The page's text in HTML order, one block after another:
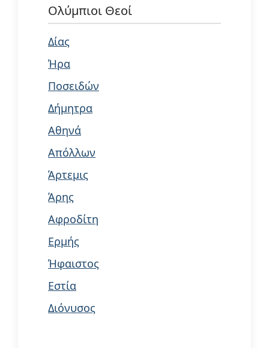
Ολύμπιοι Θεοί
Δίας
Ήρα
Ποσειδών
Δήμητρα
Αθηνά
Απόλλων
Άρτεμις
Άρης
Αφροδίτη
Ερμής
Ήφαιστος
Εστία
Διόνυσος